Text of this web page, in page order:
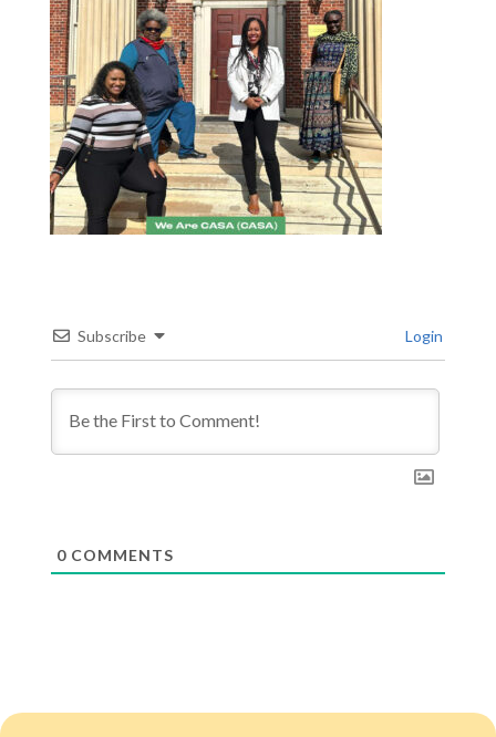
Subscribe Login
0COMMENTS